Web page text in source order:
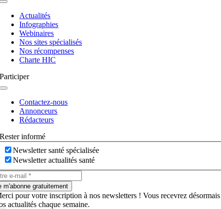
Navigation
basculeActualités
Infographies
Webinaires
Nos sites spécialisés
Nos récompenses
Charte HIC
Participer
Navigation
basculeContactez-nous
Annonceurs
Rédacteurs
Rester informé
Newsletter santé spécialisée
Newsletter actualités santé
m'abonne gratuitement
pour votre inscription à nos newsletters ! Vous recevrez désormais
actualités chaque semaine.